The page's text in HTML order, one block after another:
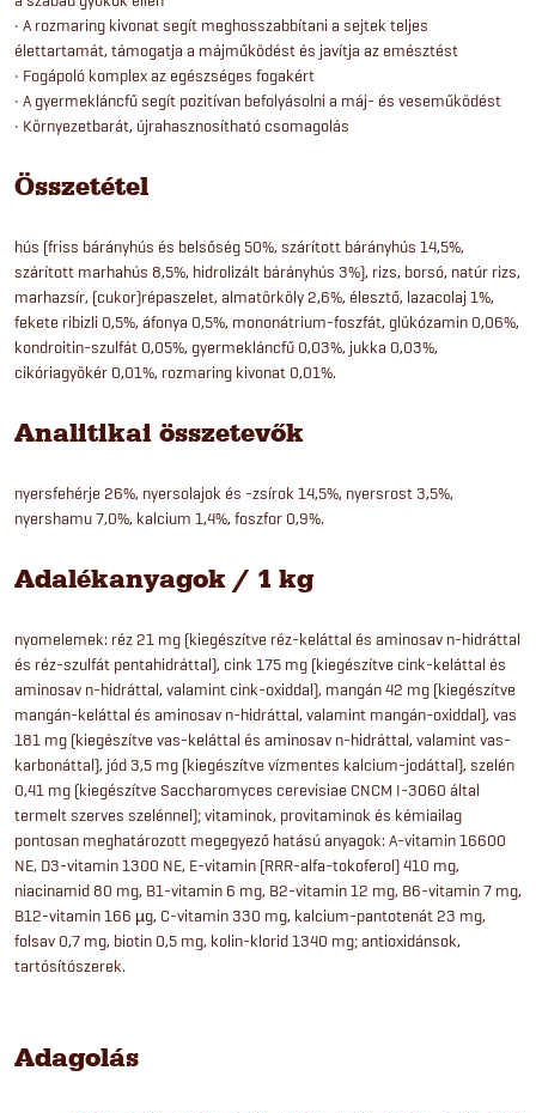
• A rozmaring kivonat segít meghosszabbítani a sejtek teljes
élettartamát, támogatja a májműködést és javítja az emésztést
• Fogápoló komplex az egészséges fogakért
• A gyermekláncfű segít pozitívan befolyásolni a máj- és veseműködést
• Környezetbarát, újrahasznosítható csomagolás
Összetétel
hús (friss bárányhús és belsőség 50%, szárított bárányhús 14,5%,
szárított marhahús 8,5%, hidrolizált bárányhús 3%), rizs, borsó, natúr rizs,
marhazsír, (cukor)répaszelet, almatörköly 2,6%, élesztő, lazacolaj 1%,
fekete ribizli 0,5%, áfonya 0,5%, mononátrium-foszfát, glükózamin 0,06%,
kondroitin-szulfát 0,05%, gyermekláncfű 0,03%, jukka 0,03%,
cikóriagyökér 0,01%, rozmaring kivonat 0,01%.
Analitikai összetevők
nyersfehérje 26%, nyersolajok és -zsírok 14,5%, nyersrost 3,5%,
nyershamu 7,0%, kalcium 1,4%, foszfor 0,9%.
Adalékanyagok / 1 kg
nyomelemek: réz 21 mg (kiegészítve réz-keláttal és aminosav n-hidráttal
és réz-szulfát pentahidráttal), cink 175 mg (kiegészítve cink-keláttal és
aminosav n-hidráttal, valamint cink-oxiddal), mangán 42 mg (kiegészítve
mangán-keláttal és aminosav n-hidráttal, valamint mangán-oxiddal), vas
181 mg (kiegészítve vas-keláttal és aminosav n-hidráttal, valamint vas-
karbonáttal), jód 3,5 mg (kiegészítve vízmentes kalcium-jodáttal), szelén
0,41 mg (kiegészítve Saccharomyces cerevisiae CNCM I-3060 által
termelt szerves szelénnel); vitaminok, provitaminok és kémiailag
pontosan meghatározott megegyező hatású anyagok: A-vitamin 16600
NE, D3-vitamin 1300 NE, E-vitamin (RRR-alfa-tokoferol) 410 mg,
niacinamid 80 mg, B1-vitamin 6 mg, B2-vitamin 12 mg, B6-vitamin 7 mg,
B12-vitamin 166 µg, C-vitamin 330 mg, kalcium-pantotenát 23 mg,
folsav 0,7 mg, biotin 0,5 mg, kolin-klorid 1340 mg; antioxidánsok,
tartósítószerek.
Adagolás